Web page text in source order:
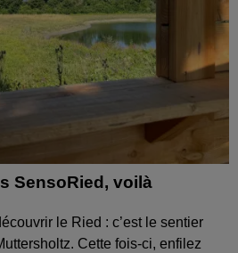
SensoRied, voilà
le Ried : c’est le sentier
Cette fois-ci, enfilez